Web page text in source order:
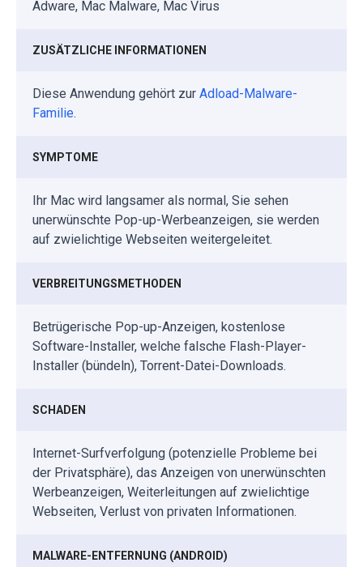
Adware, Mac Malware, Mac Virus
ZUSÄTZLICHE INFORMATIONEN
Diese Anwendung gehört zur Adload-Malware-
Familie.
SYMPTOME
Ihr Mac wird langsamer als normal, Sie sehen
unerwünschte Pop-up-Werbeanzeigen, sie werden
auf zwielichtige Webseiten weitergeleitet.
VERBREITUNGSMETHODEN
Betrügerische Pop-up-Anzeigen, kostenlose
Software-Installer, welche falsche Flash-Player-
Installer (bündeln), Torrent-Datei-Downloads.
SCHADEN
Internet-Surfverfolgung (potenzielle Probleme bei
der Privatsphäre), das Anzeigen von unerwünschten
Werbeanzeigen, Weiterleitungen auf zwielichtige
Webseiten, Verlust von privaten Informationen.
MALWARE-ENTFERNUNG (ANDROID)